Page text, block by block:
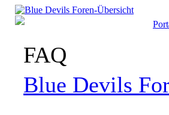
FAQ
Blue Devils